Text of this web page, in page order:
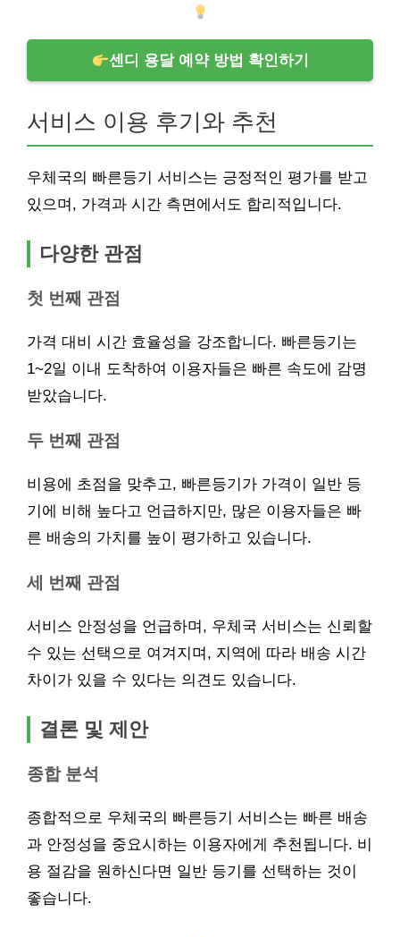
센디 용달 예약 방법 확인하기
서비스 이용 후기와 추천
우체국의 빠른등기 서비스는 긍정적인 평가를 받고
있으며, 가격과 시간 측면에서도 합리적입니다.
다양한 관점
첫 번째 관점
가격 대비 시간 효율성을 강조합니다. 빠른등기는
1~2일 이내 도착하여 이용자들은 빠른 속도에 감명
받았습니다.
두 번째 관점
비용에 초점을 맞추고, 빠른등기가 가격이 일반 등
기에 비해 높다고 언급하지만, 많은 이용자들은 빠
른 배송의 가치를 높이 평가하고 있습니다.
세 번째 관점
서비스 안정성을 언급하며, 우체국 서비스는 신뢰할
수 있는 선택으로 여겨지며, 지역에 따라 배송 시간
차이가 있을 수 있다는 의견도 있습니다.
결론 및 제안
종합 분석
종합적으로 우체국의 빠른등기 서비스는 빠른 배송
과 안정성을 중요시하는 이용자에게 추천됩니다. 비
용 절감을 원하신다면 일반 등기를 선택하는 것이
좋습니다.